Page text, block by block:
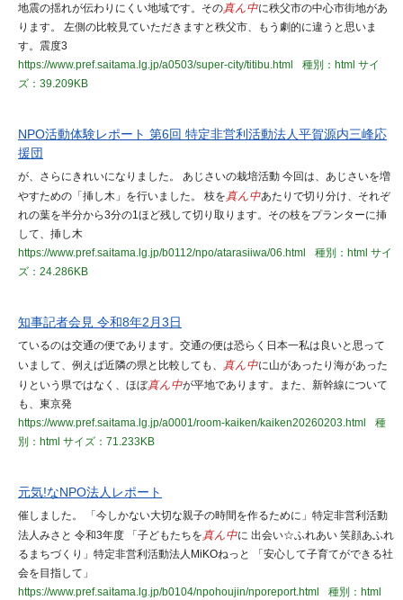
地震の揺れが伝わりにくい地域です。その真ん中に秩父市の中心市街地があ
ります。 左側の比較見ていただきますと秩父市、もう劇的に違うと思いま
す。震度3
https://www.pref.saitama.lg.jp/a0503/super-city/titibu.html
種別：html サイ
ズ：39.209KB
NPO活動体験レポート 第6回 特定非営利活動法人平賀源内三峰応
援団
が、さらにきれいになりました。 あじさいの栽培活動 今回は、あじさいを増
やすための「挿し木」を行いました。 枝を真ん中あたりで切り分け、それぞ
れの葉を半分から3分の1ほど残して切り取ります。その枝をプランターに挿
して、挿し木
https://www.pref.saitama.lg.jp/b0112/npo/atarasiiwa/06.html
種別：html サイ
ズ：24.286KB
知事記者会見 令和8年2月3日
ているのは交通の便であります。交通の便は恐らく日本一私は良いと思って
いまして、例えば近隣の県と比較しても、 真ん中に山があったり海があった
りという県ではなく、ほぼ真ん中が平地であります。また、新幹線について
も、東京発
https://www.pref.saitama.lg.jp/a0001/room-kaiken/kaiken20260203.html
種
別：html サイズ：71.233KB
元気!なNPO法人レポート
催しました。 「今しかない大切な親子の時間を作るために」特定非営利活動
法人みさと 令和3年度 「子どもたちを真ん中に 出会い☆ふれあい 笑顔あふれ
るまちづくり」特定非営利活動法人MiKOねっと 「安心して子育てができる社
会を目指して」
https://www.pref.saitama.lg.jp/b0104/npohoujin/nporeport.html
種別：html